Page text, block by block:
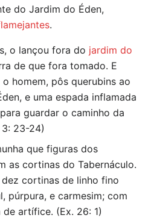
do Jardim do Éden,
.
o lançou fora do jardim do
de que fora tomado. E
homem, pôs querubins ao
e uma espada inflamada
guardar o caminho da
3: 23-24)
que figuras dos
as cortinas do Tabernáculo.
cortinas de linho fino
púrpura, e carmesim; com
artífice. (Ex. 26: 1)